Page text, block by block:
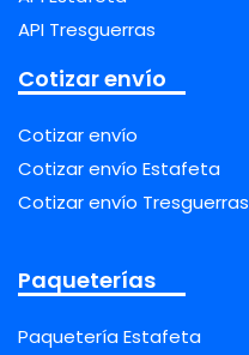
API Tresguerras
Cotizar envío
Cotizar envío
Cotizar envío Estafeta
Cotizar envío Tresguerras
Paqueterías
Paquetería Estafeta